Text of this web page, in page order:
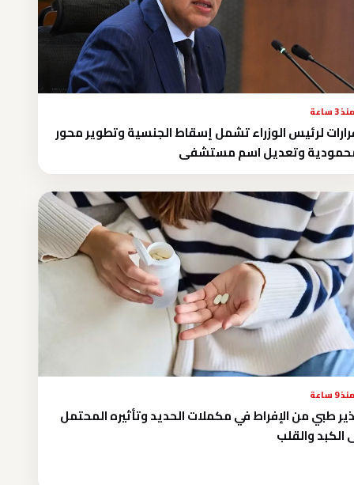
3 ساعة
لرئيس الوزراء تشمل إسقاط الجنسية وتطوير محور
وتعديل اسم مستشفى
9 ساعة
طبي من الإفراط في مكملات الحديد وتأثيره المحتمل
الكبد والقلب